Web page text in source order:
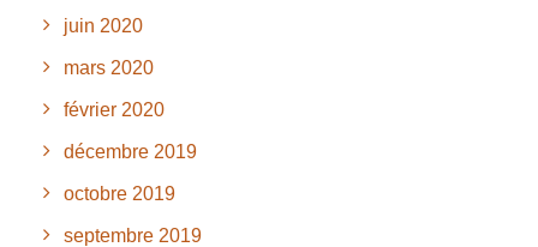
juin 2020
mars 2020
février 2020
décembre 2019
octobre 2019
septembre 2019